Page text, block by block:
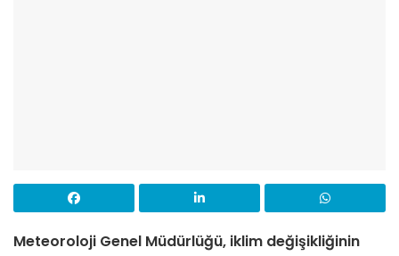
Meteoroloji Genel Müdürlüğü, iklim değişikliğinin